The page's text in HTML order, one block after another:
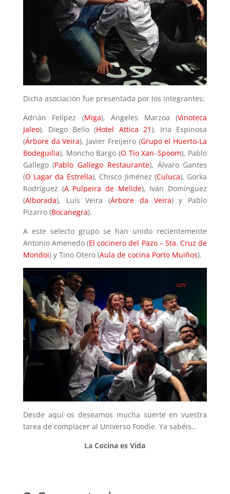
Dicha asociación fue presentada por los integrantes:
Adrián Felípez (Miga), Ángeles Marzoa (Vinoteca
Jaleo), Diego Bello (Hotel Attica 21), Iria Espinosa
(Árbore da Veira), Javier Freijeiro (Grupo el Huerto-La
Bodeguilla), Moncho Bargo (O Tío Xan–Spoom), Pablo
Gallego (Pablo Gallego Restaurante), Álvaro Gantes
(O Lagar da Estrella), Chisco Jiménez (Culuca), Gorka
Rodríguez (A Pulpeira de Melide), Iván Domínguez
(Alborada), Luís Veira (Árbore da Veira) y Pablo
Pizarro (Bocanegra).
A este selecto grupo se han unido recientemente
Antonio Amenedo (El cocinero del Pazo – Sta. Cruz de
Mondoi) y Tino Otero (Aula de cocina Porto Muiños).
Desde aquí os deseamos mucha suerte en vuestra
tarea de complacer al Universo Foodie. Ya sabéis…
La Cocina es Vida